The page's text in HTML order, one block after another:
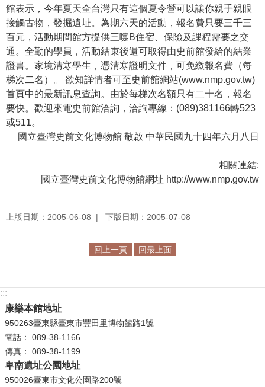
便
民
服
務
性
別
平
等
專
施
務
信
箱
網
站
導
覽
館表示，今年夏天全台灣只有這個夏令營可以讓你親手親眼
接觸古物，發掘遺址。為期六天的活動，報名費只要三千三
百元，活動期間館方提供三嚏B住宿、保險及課程需要之交
通。全勤的學員，活動結束後還可取得由史前館發給的結業
證書。家境清寒學生，憑清寒證明文件，可免繳報名費（每
梯次二名）。 欲知詳情者可至史前館網站(www.nmp.gov.tw)
首頁中的最新訊息查詢。由於每梯次名額只有二十名，報名
要快。歡迎來電史前館洽詢，洽詢專線：(089)381166轉523
或511。
國立臺灣史前文化博物館 敬啟 中華民國九十四年六月八日
相關連結:
國立臺灣史前文化博物館網址 http://www.nmp.gov.tw
上版日期：2005-06-08 下版日期：2005-07-08
回上一頁 回最上面
:::
康樂本館地址
950263臺東縣臺東市豐田里博物館路1號
電話： 089-38-1166
傳真： 089-38-1199
卑南遺址公園地址
950026臺東市文化公園路200號